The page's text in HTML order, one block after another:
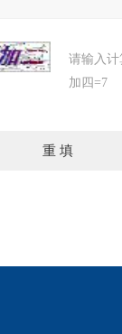
请输入
加四=7